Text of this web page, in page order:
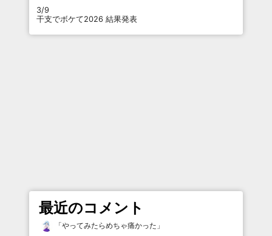
3/9
干支でボケて2026 結果発表
最近のコメント
「やってみたらめちゃ痛かった 」